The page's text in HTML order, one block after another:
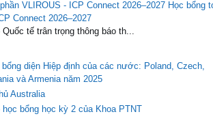
Học bổng
Connect 2026–2027
tế trân trọng thông báo th...
diện Hiệp định của các nước: Poland, Czech,
và Armenia năm 2025
Australia
bổng học kỳ 2 của Khoa PTNT